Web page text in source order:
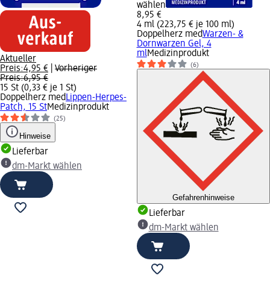
Aktueller
Preis:4,95 €
Vorheriger
Preis:6,95 €
15 St (0,33 € je 1 St)
Doppelherz medLippen-Herpes-
Patch, 15 StMedizinprodukt
(25)
Hinweise
Lieferbar
dm-Markt wählen
wählen
8,95 €
4 ml (223,75 € je 100 ml)
Doppelherz medWarzen- &
Dornwarzen Gel, 4
mlMedizinprodukt
(6)
Gefahrenhinweise
Lieferbar
dm-Markt wählen